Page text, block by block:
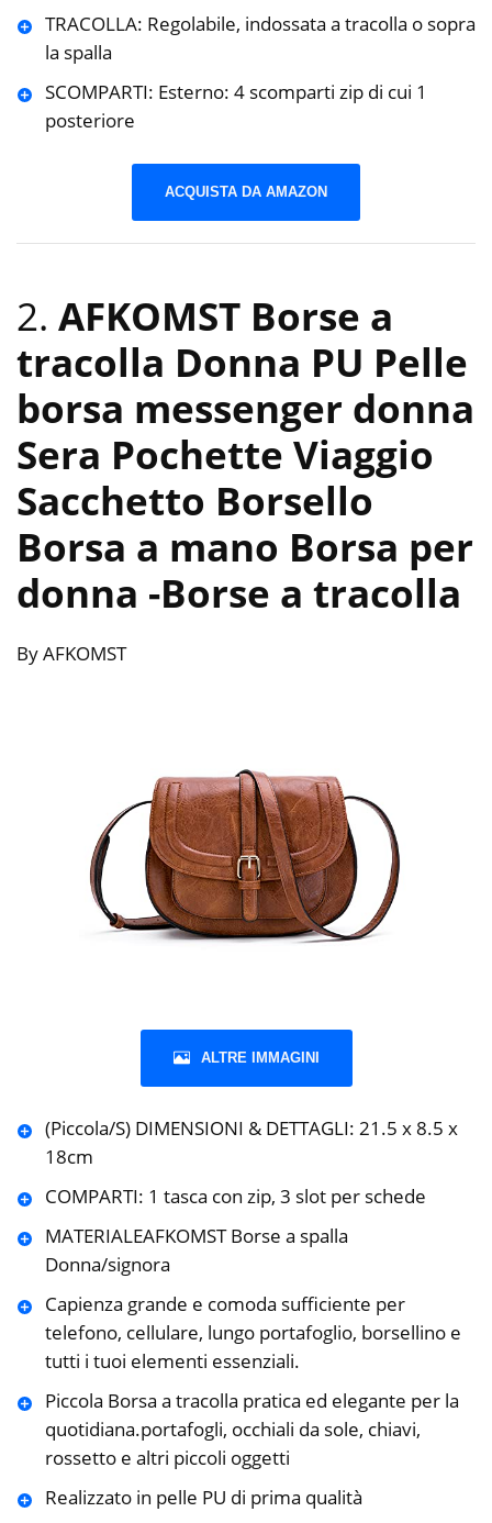
TRACOLLA: Regolabile, indossata a tracolla o sopra
la spalla
SCOMPARTI: Esterno: 4 scomparti zip di cui 1
posteriore
ACQUISTA DA AMAZON
2. AFKOMST Borse a
tracolla Donna PU Pelle
borsa messenger donna
Sera Pochette Viaggio
Sacchetto Borsello
Borsa a mano Borsa per
donna -Borse a tracolla
By AFKOMST
ALTRE IMMAGINI
(Piccola/S) DIMENSIONI & DETTAGLI: 21.5 x 8.5 x
18cm
COMPARTI: 1 tasca con zip, 3 slot per schede
MATERIALEAFKOMST Borse a spalla
Donna/signora
Capienza grande e comoda sufficiente per
telefono, cellulare, lungo portafoglio, borsellino e
tutti i tuoi elementi essenziali.
Piccola Borsa a tracolla pratica ed elegante per la
quotidiana.portafogli, occhiali da sole, chiavi,
rossetto e altri piccoli oggetti
Realizzato in pelle PU di prima qualità